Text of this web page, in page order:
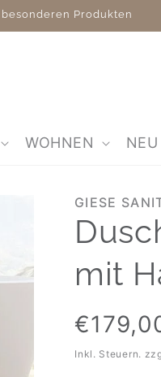
Produkten
WOHNEN NEU
GIESE
mit
Normaler
Inkl. Steuern.